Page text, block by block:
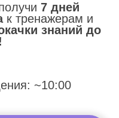
7 дней
к тренажерам и
знаний до
~10:00